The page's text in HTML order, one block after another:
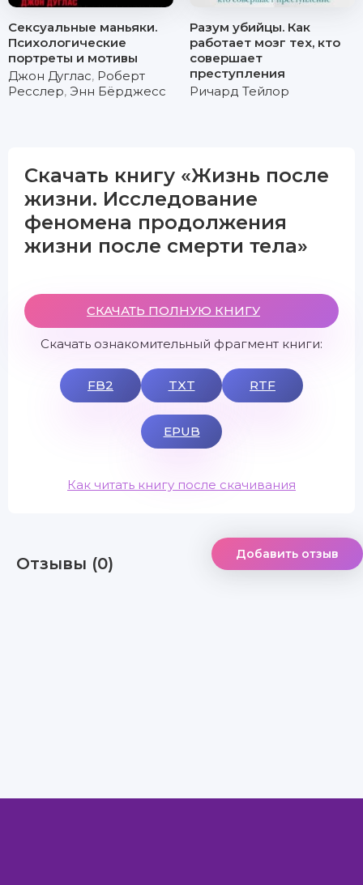
Сексуальные маньяки.
Психологические
портреты и мотивы
Джон Дуглас, Роберт
Ресслер, Энн Бёрджесс
Разум убийцы. Как
работает мозг тех, кто
совершает
преступления
Ричард Тейлор
Скачать книгу «Жизнь после
жизни. Исследование
феномена продолжения
жизни после смерти тела»
СКАЧАТЬ ПОЛНУЮ КНИГУ
Скачать ознакомительный фрагмент книги:
FB2 TXT RTF
EPUB
Как читать книгу после скачивания
Отзывы (0) Добавить отзыв